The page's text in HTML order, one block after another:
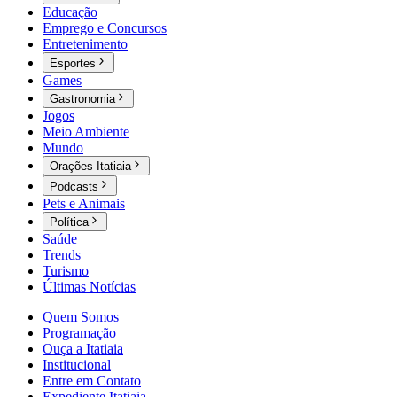
Educação
Emprego e Concursos
Entretenimento
Esportes
Games
Gastronomia
Jogos
Meio Ambiente
Mundo
Orações Itatiaia
Podcasts
Pets e Animais
Política
Saúde
Trends
Turismo
Últimas Notícias
Quem Somos
Programação
Ouça a Itatiaia
Institucional
Entre em Contato